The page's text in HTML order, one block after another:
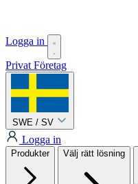
Logga in
Privat Företag
SWE / SV
Logga in
Produkter Välj rätt lösning